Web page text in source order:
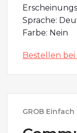
Sprache:
Farbe: Nein
Bestellen bei
GROB Einfach